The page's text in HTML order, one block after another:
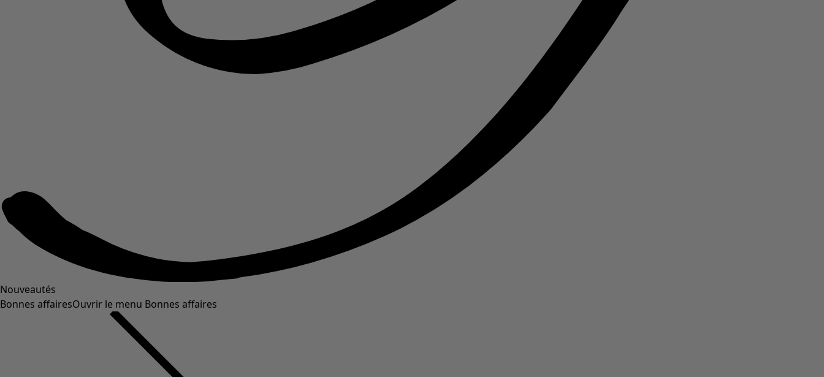
Nouveautés
Bonnes affairesOuvrir le menu Bonnes affaires